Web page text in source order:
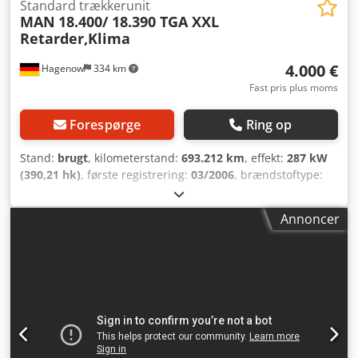
Hagenow 334 km
Standard trækkerunit
MAN 18.400/ 18.390 TGA XXL
Retarder,Klima
4.000 €
Fast pris plus moms
Forespørge Ring op
Stand: brugt, kilometerstand: 693.212 km, effekt: 287 kW
(390,21 hk), første registrering: 03/2006, brændstoftype:
18.000 kg, akslekonfiguration:
aksler, bremser:retarder, farve:hvid, geartype:
ABS,
og mellemsalg: MAN 18.400/18.390 TGA XXL (Køretøj 115)
Førstegangsregistrering: 22.03.2006 693.212 km Motor:
Annoncer